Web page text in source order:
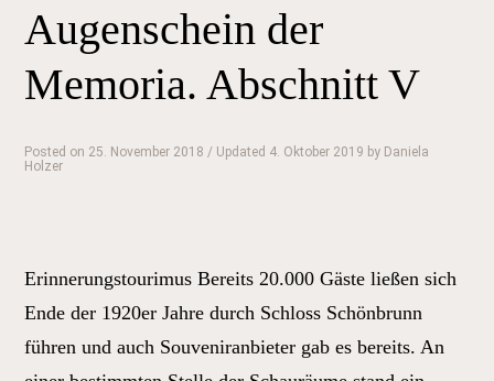
Memoria.
Abschnitt
VI“
Augenschein der
Memoria. Abschnitt V
Posted on 25. November 2018 / Updated 4. Oktober 2019 by Daniela
Holzer
Erinnerungstourimus Bereits 20.000 Gäste ließen sich
Ende der 1920er Jahre durch Schloss Schönbrunn
führen und auch Souveniranbieter gab es bereits. An